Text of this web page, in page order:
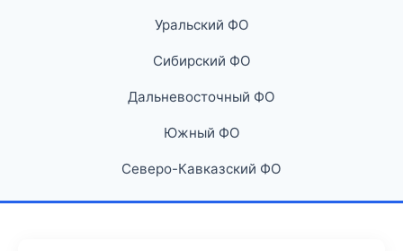
Уральский ФО
Сибирский ФО
Дальневосточный ФО
Южный ФО
Северо-Кавказский ФО